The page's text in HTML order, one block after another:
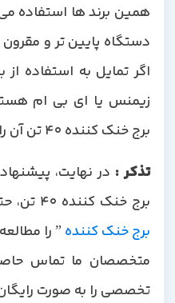
همین برند ها استفاده می
دستگاه پایین تر و مقرون به
اگر تمایل به استفاده از
زیمنس یا ای بی ام
برج خنک کننده 40 تن آن را با ما در میان بگذارید.
تذکر:در نهایت، پیشنهاد
برج خنک کننده 40 تن، حتما مقاله ی ”
برج خنک کننده” را مطالعه
متخصصان ما تماس حاصل
تخصصی را به صورت رایگان در